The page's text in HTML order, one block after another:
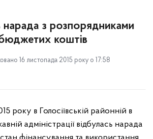
нарада з розпорядниками
коштів
16 листопада 2015 року о 17:58
року в Голосіївській районній в
адміністрації відбулась нарада